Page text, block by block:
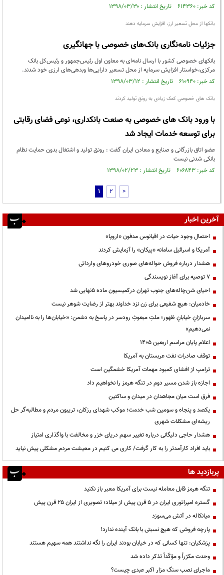
کد خبر: ۶۱۴۳۶۰ تاریخ انتشار : ۱۳۹۸/۰۳/۳۰
بانکها از محل تسعیر ارز، افزایش سرمایه دهند
جزئیات نامه‌نگاری بانک‌های خصوصی با جهانگیری
بانکهای خصوصی کشور با ارسال نامه‌ای به معاون اول رئیس‌جمهور و رئیس‌کل بانک
مرکزی،خواستار افزایش سرمایه از محل تسعیر دارایی‌ها وبدهی‌های ارزی خود شدند.
کد خبر: ۶۱۰۹۴۰ تاریخ انتشار : ۱۳۹۸/۰۳/۱۲
بانک های خصوصی کمک زیادی به رونق تولید کردند
با ورود بانک های خصوصی به صنعت بانکداری، نوعی فضای رقابتی
برای توسعه خدمات ایجاد شد
عضو اتاق بازرگانی و صنایع و معادن ایران گفت : رونق تولید و اشتغال بدون حمایت نظام
بانکی شدنی نیست
کد خبر: ۶۰۶۸۴۳ تاریخ انتشار : ۱۳۹۸/۰۲/۲۳
1 2 >
آخرین اخبار
احتمال وجود حیات در اقیانوس مدفون «اروپا»
آمریکا و اسرائیل سامانه «پیکان» را آزمایش کردند
هشدار درباره فروش حواله‌های صوری خودروهای وارداتی
۷ توصیه برای آغاز نویسندگی
احیای شن‌چاله‌های جنوب تهران درکمیسیون ماده ۵نهایی شد
خادمیان: هیچ شفیعی برای زن نزد خداوند بهتر از رضایت شوهر نیست
سربازانِ خیابانِ ظهور؛ ملتِ مبعوثِ رودسر در پاسخ به دشمن: «خیابان‌ها را به ناامیدان
نمی‌دهیم»
اعلام پایان مراسم اربعین ۱۴۰۵
توقف صادرات نفت عربستان به آمریکا
ترامپ از افشای کمبود مهمات آمریکا خشمگین است
اجازه باز شدن مسیر دوم در تنگه هرمز را نخواهیم داد
فرق است میان مجاهدان در میدان و ساکتین
یکصد و پنجاه و سومین شب خدمت؛ موکب شهدای رزکان، تریبون مردم و مطالبه‌گر حل
ریشه‌ای مشکلات شهری
هشدار حاجی دلیگانی درباره تغییر سهم دریای خزر و مخالفت با واگذاری امتیاز
باید افراد کارآمدتر را به کار گرفت/ کاری می کنیم در معیشت مردم مشکلی پیش نیاید
پربازدید ها
تنگه هرمز قابل معامله نیست برای آمریکا معبر باز نکنید
گستره امپراتوری ایران در ۵ قرن پیش از میلاد؛ تصویری از ایران ۲۵ قرن پیش
میانکاله در آتش می‌سوزد
پارچه فروشی که هیچ نسبتی با بانک آینده ندارد!
پزشکیان: تنها کسانی که در خیابان بودند ایران را نگه نداشتند همه سهیم هستند
وحدت مکرّراً و مؤکّداً تذکر داده شد
ماجرای نصب سنگ مزار اکبر عبدی چیست؟